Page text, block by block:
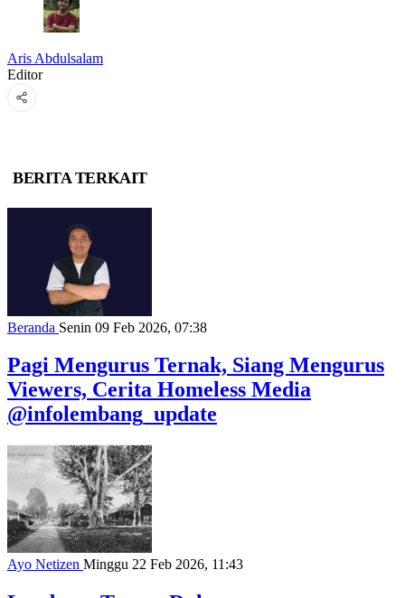
Aris Abdulsalam
Editor
BERITA TERKAIT
Beranda Senin 09 Feb 2026, 07:38
Pagi Mengurus Ternak, Siang Mengurus
Viewers, Cerita Homeless Media
@infolembang_update
Ayo Netizen Minggu 22 Feb 2026, 11:43